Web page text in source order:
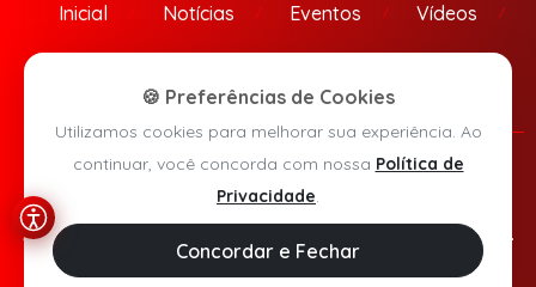
Inicial Notícias Eventos Vídeos
Política de Privacidade
Agora Sudoeste © 2026 - Todos os direitos reservados.
🍪 Preferências de Cookies
Utilizamos cookies para melhorar sua experiência. Ao
continuar, você concorda com nossa Política de
Privacidade.
Concordar e Fechar